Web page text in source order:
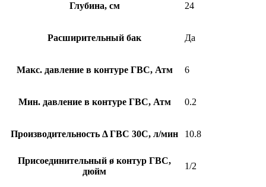
Глубина, см 24
Расширительный бак Да
Макс. давление в контуре ГВС, Атм 6
Мин. давление в контуре ГВС, Атм 0.2
Производительность Δ ГВС 30С, л/мин 10.8
Присоединительный ø контур ГВС,
дюйм
1/2